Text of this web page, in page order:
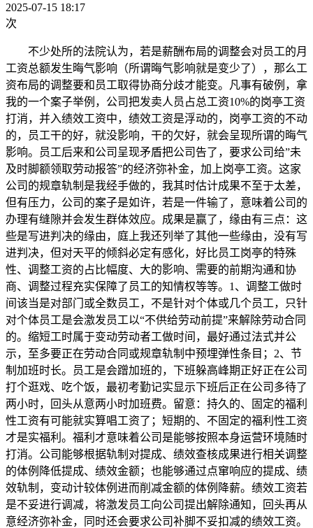
2025-07-15 18:17
次
不少处所的法院认为，若是薪酬布局的调整会对员工的月
工资总额发生晦气影响（所谓晦气影响就是变少了），那么工
资布局的调整要和员工取得协商分歧才能变。凡事有破例，拿
我的一个案子举例，公司把发卖人员占总工资10%的岗亭工资
打消，并入绩效工资中，绩效工资是浮动的，岗亭工资的不动
的，员工干的好，就没影响，干的欠好，就会呈现所谓的晦气
影响。员工后来和公司呈现矛盾把公司告了，要求公司给”未
及时脚额领取劳动报答”的经济弥补金，加上岗亭工资。这家
公司的规章轨制是我经手做的，我其时估计成果不至于太差，
但有压力，公司的案子是如许，若是一件输了，意味着公司的
办理有缝隙并会发生群体效应。成果是赢了，缘由有三点：这
些是写进判决的缘由，庭上我还列举了其他一些缘由，没有写
进判决，但对天平的倾斜必定有感化，好比员工岗亭的特殊
性、调整工资的占比幅度、大的影响、需要的前期沟通和协
商、调整过程充实保障了员工的知情权等等。1、调整工做时
间该当是对部门或全数员工，不是针对个体或几个员工，只针
对个体员工是会激发员工以“不供给劳动前提”来解除劳动合同
的。缩短工时属于变动劳动者工做时间，最好通过法式并公
示，至多要正在劳动合同或规章轨制中预埋弹性条目；2、节
制加班时长。员工是会蹭加班的，下班躲高峰期正好正在公司
打个逛戏、吃个饭，最初考勤记实显示下班后正在公司多待了
两小时，回头从意两小时加班费。留意：持久的、固定的福利
性工资有可能就实算唱工资了；短期的、不固定的福利性工资
才是实福利。福利才意味着公司是能够按照本身运营环境随时
打消。公司能够根据轨制对提成、绩效查核成果进行相关调整
的体例降低提成、绩效金额；也能够通过点窜响应的提成、绩
效轨制，变动计较体例进而削减金额的体例降薪。绩效工资若
是不妥进行调减，将激发员工向公司提出解除通知，回头再从
意经济弥补金，同时还会要求公司补脚不妥扣减的绩效工资。